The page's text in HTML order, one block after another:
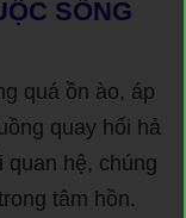
SỐNG
quá ồn ào, áp
quay hối hả
quan hệ, chúng
tâm hồn.